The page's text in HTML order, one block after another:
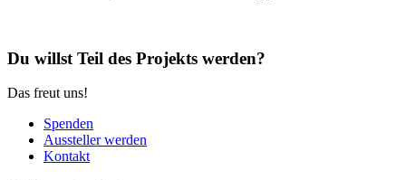
Du willst Teil des Projekts werden?
Das freut uns!
Spenden
Aussteller werden
Kontakt